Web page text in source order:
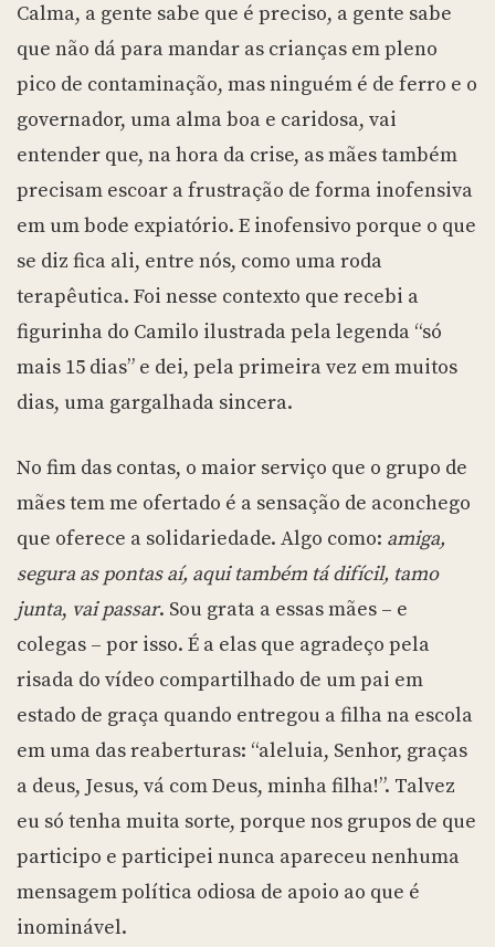
Calma, a gente sabe que é preciso, a gente sabe
que não dá para mandar as crianças em pleno
pico de contaminação, mas ninguém é de ferro e o
governador, uma alma boa e caridosa, vai
entender que, na hora da crise, as mães também
precisam escoar a frustração de forma inofensiva
em um bode expiatório. E inofensivo porque o que
se diz fica ali, entre nós, como uma roda
terapêutica. Foi nesse contexto que recebi a
figurinha do Camilo ilustrada pela legenda “só
mais 15 dias” e dei, pela primeira vez em muitos
dias, uma gargalhada sincera.
No fim das contas, o maior serviço que o grupo de
mães tem me ofertado é a sensação de aconchego
que oferece a solidariedade. Algo como: amiga,
segura as pontas aí, aqui também tá difícil, tamo
junta, vai passar. Sou grata a essas mães – e
colegas – por isso. É a elas que agradeço pela
risada do vídeo compartilhado de um pai em
estado de graça quando entregou a filha na escola
em uma das reaberturas: “aleluia, Senhor, graças
a deus, Jesus, vá com Deus, minha filha!”. Talvez
eu só tenha muita sorte, porque nos grupos de que
participo e participei nunca apareceu nenhuma
mensagem política odiosa de apoio ao que é
inominável.